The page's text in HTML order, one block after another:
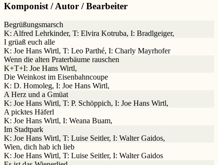
Komponist / Autor / Bearbeiter
Begrüßungsmarsch
K: Alfred Lehrkinder, T: Elvira Kotruba, I: Bradlgeiger,
I grüaß euch alle
K: Joe Hans Wirtl, T: Leo Parthé, I: Charly Mayrhofer
Wenn die alten Praterbäume rauschen
K+T+I: Joe Hans Wirtl,
Die Weinkost im Eisenbahncoupe
K: D. Homoleg, I: Joe Hans Wirtl,
A Herz und a Gmüat
K: Joe Hans Wirtl, T: P. Schöppich, I: Joe Hans Wirtl,
A picktes Häferl
K: Joe Hans Wirtl, I: Weana Buam,
Im Stadtpark
K: Joe Hans Wirtl, T: Luise Seitler, I: Walter Gaidos,
Wien, dich hab ich lieb
K: Joe Hans Wirtl, T: Luise Seitler, I: Walter Gaidos